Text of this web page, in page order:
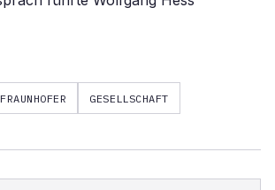
FRAUNHOFER GESELLSCHAFT